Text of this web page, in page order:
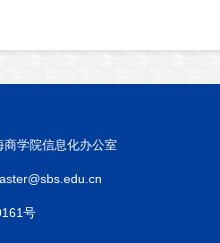
学院信息化办公室
号